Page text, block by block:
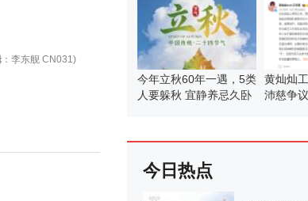
：李东舰 CN031)
今年立秋60年一遇，5类
人要躲秋 宜静养忌久卧
黄灿灿
沛慈争
今日热点